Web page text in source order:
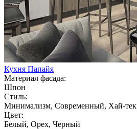
Кухня Папайя
Материал фасада:
Шпон
Стиль:
Минимализм, Современный, Хай-тек
Цвет:
Белый, Орех, Черный